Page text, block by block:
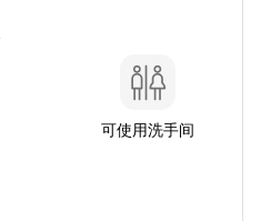
可使用洗手间